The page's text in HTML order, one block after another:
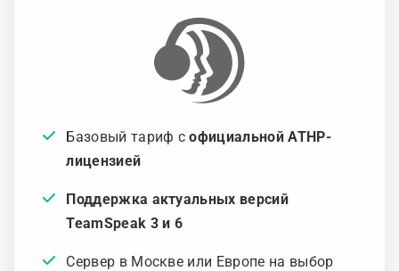
Базовый тариф софициальной ATHP-
лицензией
Поддержка актуальных версий
TeamSpeak 3 и 6
Сервер в Москве или Европе на выбор